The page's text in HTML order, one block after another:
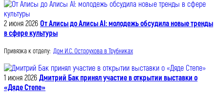
2 июня 2026 От Алисы до Алисы AI: молодежь обсудила новые тренды
в сфере культуры
Привязка к отделу: Дом И.С. Остроухова в Трубниках
1 июня 2026 Дмитрий Бак принял участие в открытии выставки о
«Дяде Степе»